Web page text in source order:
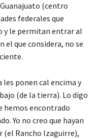
(centro
federales que
y le permitan entrar al
el que considera, no se
ponen cal encima y
(de la tierra). Lo digo
hemos encontrado
Yo no creo que hayan
(el Rancho Izaguirre),